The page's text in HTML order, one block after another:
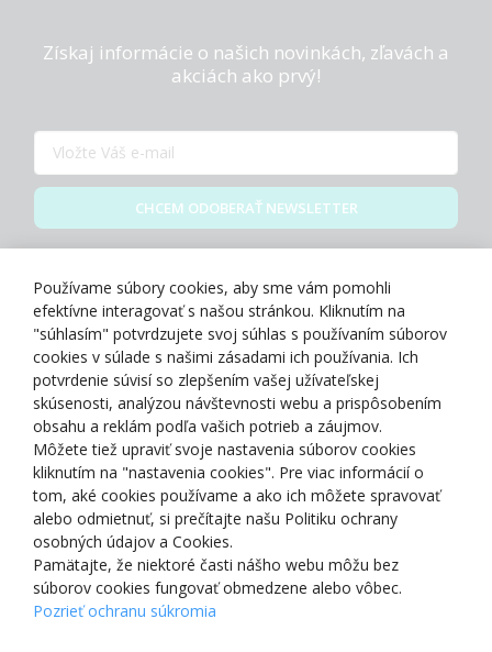
Získaj informácie o našich novinkách, zľavách a
akciách ako prvý!
CHCEM ODOBERAŤ NEWSLETTER
O NÁS
NAKUPOVANIE
ZÁKAZNÍCKA ZÓNA
NAŠE OCENENIA
Používame súbory cookies, aby sme vám pomohli
efektívne interagovať s našou stránkou. Kliknutím na
"súhlasím" potvrdzujete svoj súhlas s používaním súborov
cookies v súlade s našimi zásadami ich používania. Ich
potvrdenie súvisí so zlepšením vašej užívateľskej
skúsenosti, analýzou návštevnosti webu a prispôsobením
obsahu a reklám podľa vašich potrieb a záujmov.
Môžete tiež upraviť svoje nastavenia súborov cookies
kliknutím na "nastavenia cookies". Pre viac informácií o
tom, aké cookies používame a ako ich môžete spravovať
alebo odmietnuť, si prečítajte našu Politiku ochrany
osobných údajov a Cookies.
Pamätajte, že niektoré časti nášho webu môžu bez
súborov cookies fungovať obmedzene alebo vôbec.
Pozrieť ochranu súkromia